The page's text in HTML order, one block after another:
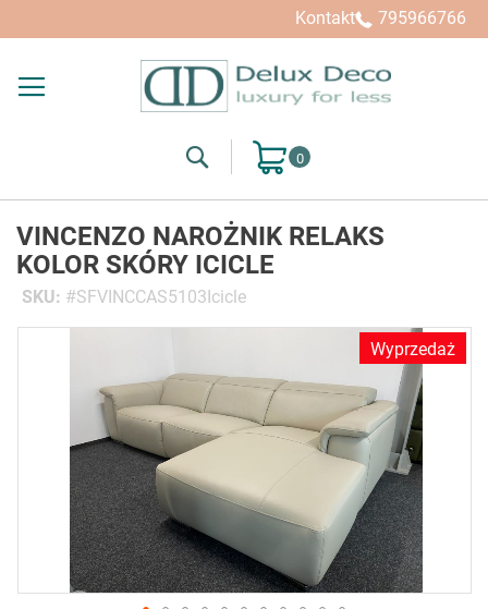
Kontakt 795966766
SearchMój koszyk
VINCENZO NAROŻNIK RELAKS
KOLOR SKÓRY ICICLE
SKU
SFVINCCAS5103Icicle
Wyprzedaż